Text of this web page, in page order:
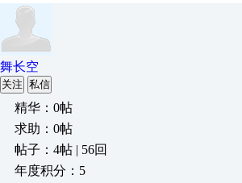
舞长空
关注 私信
精华：0帖
求助：0帖
帖子：4帖 | 56回
年度积分：5